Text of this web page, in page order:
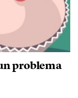
problema